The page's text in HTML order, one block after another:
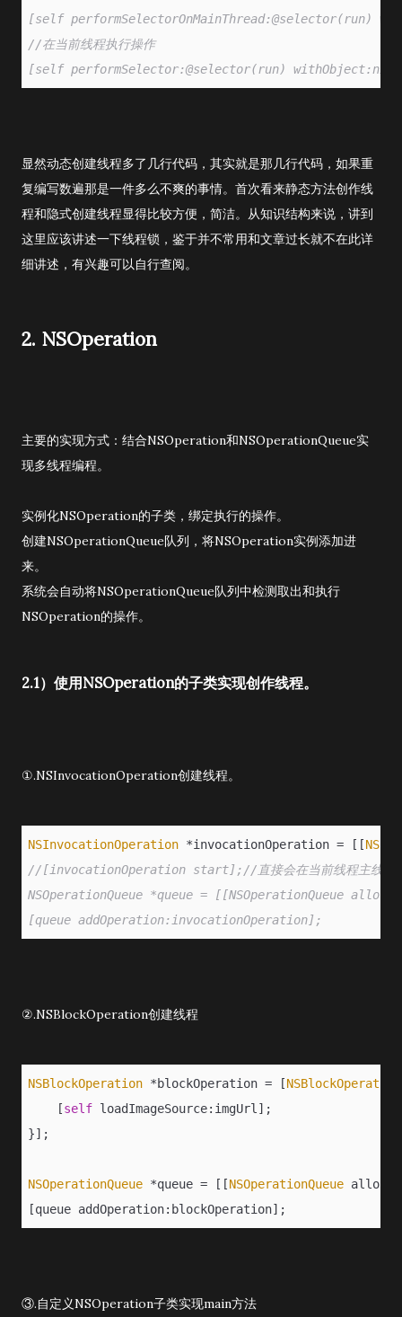
[self performSelectorOnMainThread:@selector(run)
//在当前线程执行操作
[self performSelector:@selector(run)
显然动态创建线程多了几行代码，其实就是那几行代码，如果重
复编写数遍那是一件多么不爽的事情。首次看来静态方法创作线
程和隐式创建线程显得比较方便，简洁。从知识结构来说，讲到
这里应该讲述一下线程锁，鉴于并不常用和文章过长就不在此详
细讲述，有兴趣可以自行查阅。
2. NSOperation
主要的实现方式：结合NSOperation和NSOperationQueue实
现多线程编程。
实例化NSOperation的子类，绑定执行的操作。
创建NSOperationQueue队列，将NSOperation实例添加进
来。
系统会自动将NSOperationQueue队列中检测取出和执行
NSOperation的操作。
2.1）使用NSOperation的子类实现创作线程。
①.NSInvocationOperation创建线程。
NSInvocationOperation *invocationOperation = [[
//[invocationOperation start];//直接会在当前线程主线程
NSOperationQueue *queue = [[NSOperationQueue
[queue addOperation:invocationOperation];
②.NSBlockOperation创建线程
NSBlockOperation *blockOperation = [NSBlockOperation
    [
self loadImageSource:imgUrl];
}];
NSOperationQueue *queue = [[NSOperationQueue
[queue addOperation:blockOperation];
③.自定义NSOperation子类实现main方法